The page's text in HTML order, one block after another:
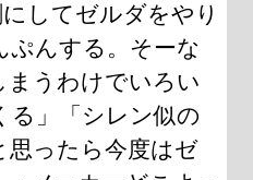
にしてゼルダをやり
ぷんする。そーな
まうわけでいろい
る」「シレン似の
思ったら今度はゼ